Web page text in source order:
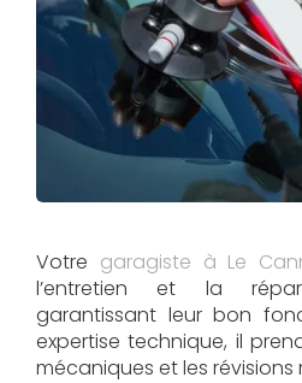
Votre garagiste à Le
l’entretien et la
garantissant leur bon
expertise technique, il
mécaniques et les révisions